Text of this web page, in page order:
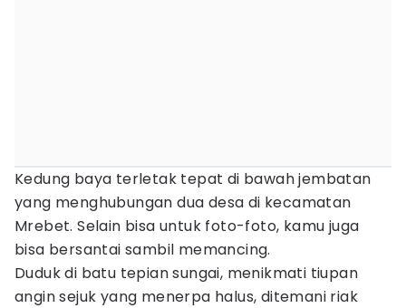
Kedung baya terletak tepat di bawah jembatan
yang menghubungan dua desa di kecamatan
Mrebet. Selain bisa untuk foto-foto, kamu juga
bisa bersantai sambil memancing.
Duduk di batu tepian sungai, menikmati tiupan
angin sejuk yang menerpa halus, ditemani riak